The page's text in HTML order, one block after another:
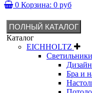
0 Корзина: 0 руб
ПОЛНЫЙ КАТАЛОГ
Каталог
EICHHOLTZ
Бра и